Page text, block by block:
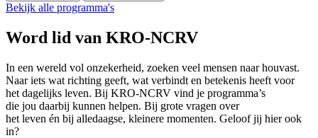
Bekijk alle programma's
Word lid van KRO-NCRV
In een wereld vol onzekerheid, zoeken veel mensen naar houvast.
Naar iets wat richting geeft, wat verbindt en betekenis heeft voor
het dagelijks leven. Bij KRO-NCRV vind je programma’s
die jou daarbij kunnen helpen. Bij grote vragen over
het leven én bij alledaagse, kleinere momenten. Geloof jij hier ook
in?